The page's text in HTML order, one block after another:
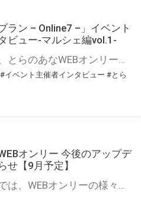
ラン – Online7 –」イベント
ビュー-マルシェ編vol.1-
こんにちは、とらのあなWEBオンリー運営スタッフです。 新たにお届けする、イベント主催者インタビュー-マルシェ編-は、 とらのあなWEBオンリー「マルシェ」をご利用した主催様に 「マルシェ」を使って開催した感想や心がけをお聞きする企画です。 今回は、WEBオンリー開催7回目迎えた「マレシルプラン – Online7 –」より、 主催の玉川うた様にお話を伺いました。 ▼マレシルプランのインタビュー前回記事 「イベント主催者インタビュー vol.6」はこちら 協力：玉川うた様（マレシルプラン実行委員会 代表）／イベント公式Twitter（@mallesil_plan） とらのあなWEBオンリー「マルシェ」とは？ WEBオンリーでリアルタイムでコミュニケーションがとれるオンライン会場です。
#イベント主催者インタビュー #とら
オンリー 今後のアップデ
せ【9月予定】
とらのあなでは、WEBオンリーの様々な支援を実施しています。 今回は2021年9月に実装を予定しているアップデート情報についてご紹介いたします。 とらのあなWEBオンリーサイトはこちら